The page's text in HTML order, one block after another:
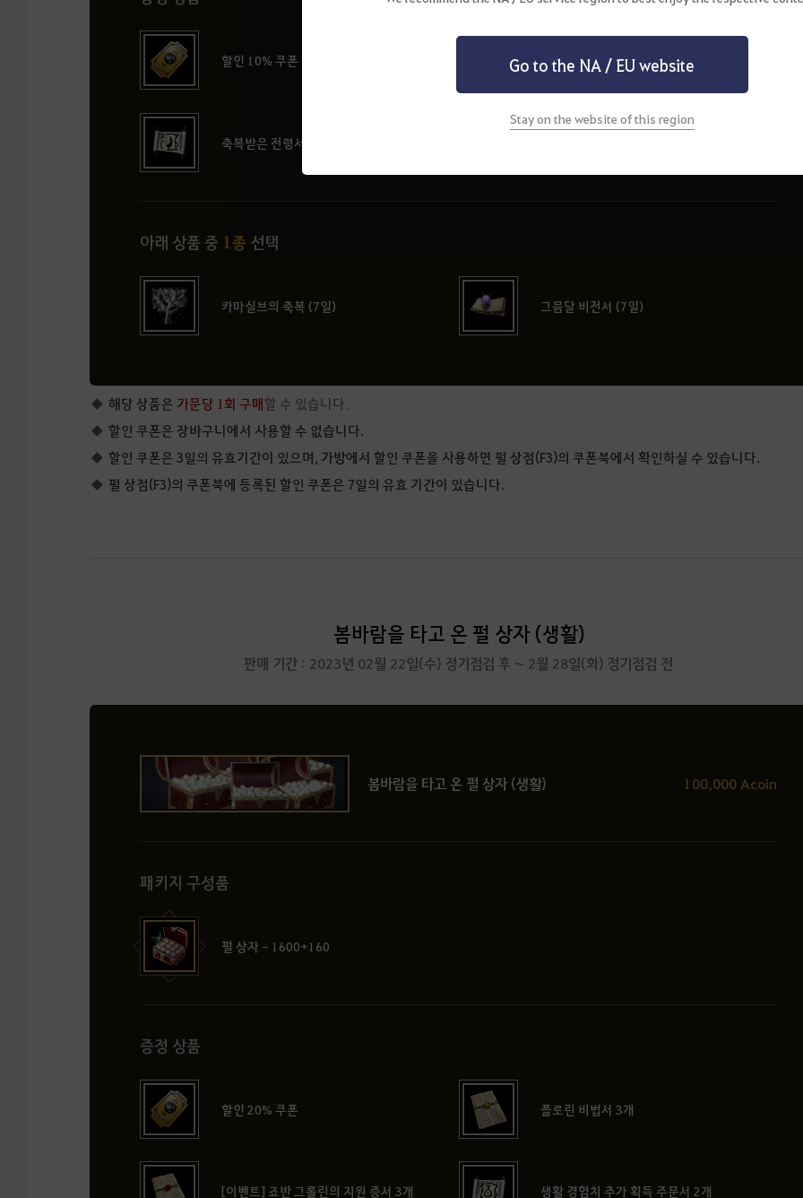
Go to the NA / EU website
Stay on the website of this region
할인 10% 쿠폰 아이템 획득 증가 주문서 10개
축복받은 전령서 (120분) 2개
아래 상품 중 1종 선택
카마실브의 축복 (7일) 그믐달 비전서 (7일)
해당 상품은 가문당 1회 구매할 수 있습니다.
할인 쿠폰은 장바구니에서 사용할 수 없습니다.
할인 쿠폰은 3일의 유효기간이 있으며, 가방에서 할인 쿠폰을 사용하면 펄 상점(F3)의 쿠폰북에서 확인하실 수 있습니다.
펄 상점(F3)의 쿠폰북에 등록된 할인 쿠폰은 7일의 유효 기간이 있습니다.
봄바람을 타고 온 펄 상자 (생활)
판매 기간 : 2023년 02월 22일(수) 정기점검 후 ~ 2월 28일(화) 정기점검 전
봄바람을 타고 온 펄 상자 (생활) 100,000 Acoin
패키지 구성품
펄 상자 - 1600+160
증정 상품
할인 20% 쿠폰 플로린 비법서 3개
[이벤트] 죠반 그롤린의 지원 증서 3개 생활 경험치 추가 획득 주문서 2개